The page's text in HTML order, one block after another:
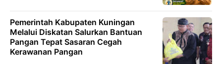
Pemerintah Kabupaten Kuningan
Melalui Diskatan Salurkan Bantuan
Pangan Tepat Sasaran Cegah
Kerawanan Pangan